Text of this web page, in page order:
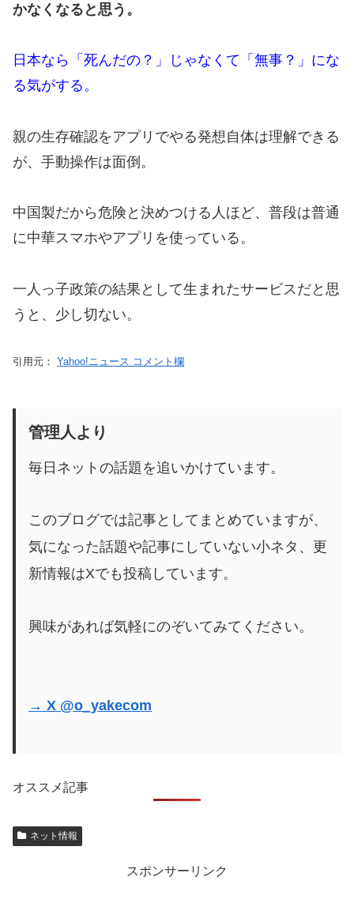
かなくなると思う。
日本なら「死んだの？」じゃなくて「無事？」にな
る気がする。
親の生存確認をアプリでやる発想自体は理解できる
が、手動操作は面倒。
中国製だから危険と決めつける人ほど、普段は普通
に中華スマホやアプリを使っている。
一人っ子政策の結果として生まれたサービスだと思
うと、少し切ない。
引用元： Yahoo!ニュース コメント欄
管理人より
毎日ネットの話題を追いかけています。
このブログでは記事としてまとめていますが、
気になった話題や記事にしていない小ネタ、更
新情報はXでも投稿しています。
興味があれば気軽にのぞいてみてください。
→ X @o_yakecom
オススメ記事
ネット情報
スポンサーリンク